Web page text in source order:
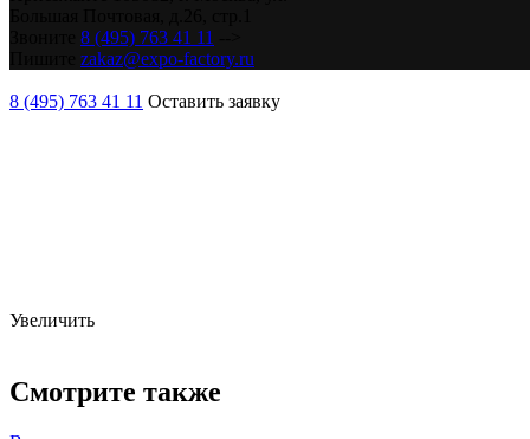
8 (495) 763 41 11
zakaz@expo-factory.ru
8 (495) 763 41 11 Оставить заявку
Увеличить
Смотрите также